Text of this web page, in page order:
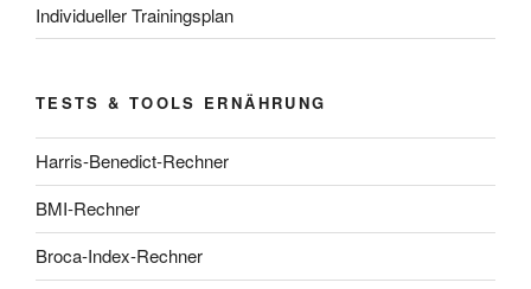
Individueller Trainingsplan
TESTS & TOOLS ERNÄHRUNG
Harris-Benedict-Rechner
BMI-Rechner
Broca-Index-Rechner